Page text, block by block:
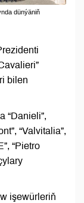
dünýäniň
bilen
“Danieli”,
“Valvitalia”,
“Pietro
işewürleriň